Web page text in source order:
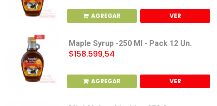
AGREGAR VER
Maple Syrup -250 Ml - Pack 12 Un.
$158.599,54
AGREGAR VER